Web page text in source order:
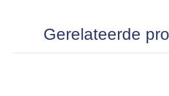
Gerelateerde